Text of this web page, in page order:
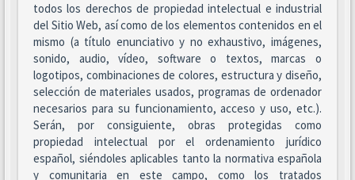
todos los derechos de propiedad intelectual e industrial
del Sitio Web, así como de los elementos contenidos en el
mismo (a título enunciativo y no exhaustivo, imágenes,
sonido, audio, vídeo, software o textos, marcas o
logotipos, combinaciones de colores, estructura y diseño,
selección de materiales usados, programas de ordenador
necesarios para su funcionamiento, acceso y uso, etc.).
Serán, por consiguiente, obras protegidas como
propiedad intelectual por el ordenamiento jurídico
español, siéndoles aplicables tanto la normativa española
y comunitaria en este campo, como los tratados